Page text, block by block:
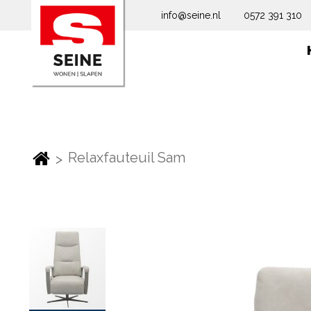
info@seine.nl 0572 391 310
Relaxfauteuil Sam
naar
het
einde